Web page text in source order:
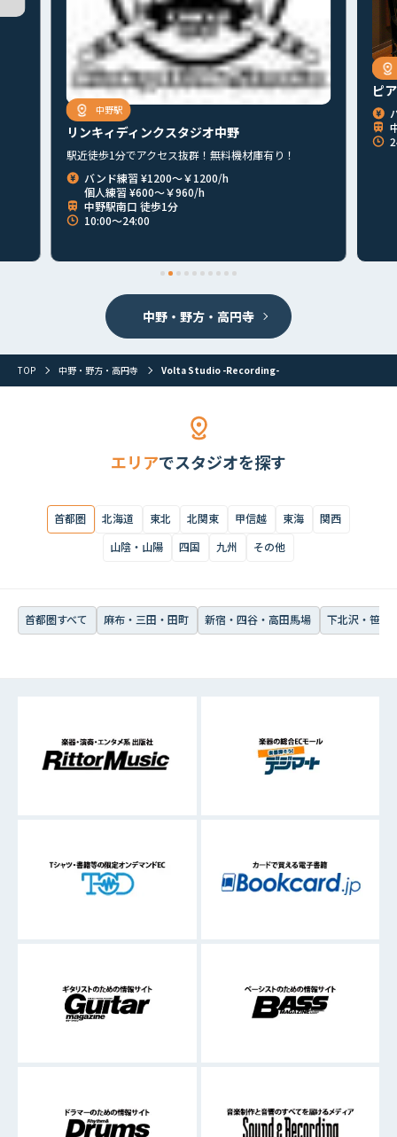
首都圏 北海道 東北 北関東 甲信越 東海
関西
中野駅
リンキィディンクスタジオ中野
駅近徒歩1分でアクセス抜群！無料機材庫有り！
バンド練習 ¥1200～￥1200/h
個人練習 ¥600～￥960/h
中野駅南口 徒歩1分
10:00～24:00
ピ
中野・野方・高円寺
TOP 中野・野方・高円寺 Volta Studio -Recording-
エリアでスタジオを探す
首都圏 北海道 東北 北関東 甲信越 東海
関西
山陰・山陽
四国 九州 その他
首都圏すべて 麻布・三田・田町 新宿・四谷・高田馬場 下北沢・笹塚